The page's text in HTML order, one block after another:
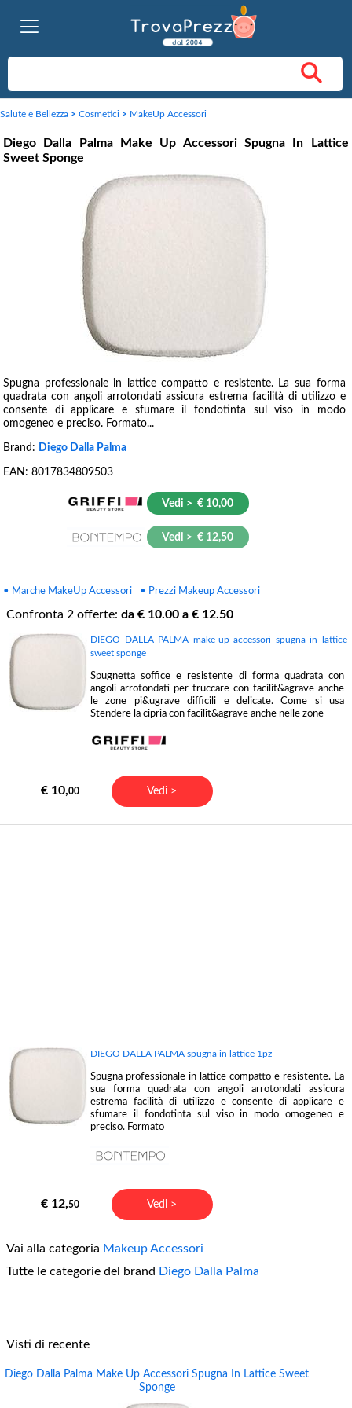
Salute e Bellezza > Cosmetici > MakeUp Accessori
Diego Dalla Palma Make Up Accessori Spugna In Lattice
Sweet Sponge
Spugna professionale in lattice compatto e resistente. La sua forma
quadrata con angoli arrotondati assicura estrema facilità di utilizzo e
consente di applicare e sfumare il fondotinta sul viso in modo
omogeneo e preciso. Formato...
Brand: Diego Dalla Palma
EAN: 8017834809503
Vedi > € 10,00
Vedi > € 12,50
• Marche MakeUp Accessori • Prezzi Makeup Accessori
Confronta 2 offerte: da € 10.00 a € 12.50
DIEGO DALLA PALMA make-up accessori spugna in lattice
sweet sponge
Spugnetta soffice e resistente di forma quadrata con
angoli arrotondati per truccare con facilit&agrave anche
le zone pi&ugrave difficili e delicate. Come si usa
Stendere la cipria con facilit&agrave anche nelle zone
€ 10,00 Vedi >
DIEGO DALLA PALMA spugna in lattice 1pz
Spugna professionale in lattice compatto e resistente. La
sua forma quadrata con angoli arrotondati assicura
estrema facilità di utilizzo e consente di applicare e
sfumare il fondotinta sul viso in modo omogeneo e
preciso. Formato
€ 12,50 Vedi >
Vai alla categoria Makeup Accessori
Tutte le categorie del brand Diego Dalla Palma
Visti di recente
Diego Dalla Palma Make Up Accessori Spugna In Lattice Sweet
Sponge